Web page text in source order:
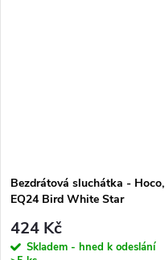
Bezdrátová sluchátka - Hoco,
EQ24 Bird White Star
424 Kč
Skladem - hned k odeslání